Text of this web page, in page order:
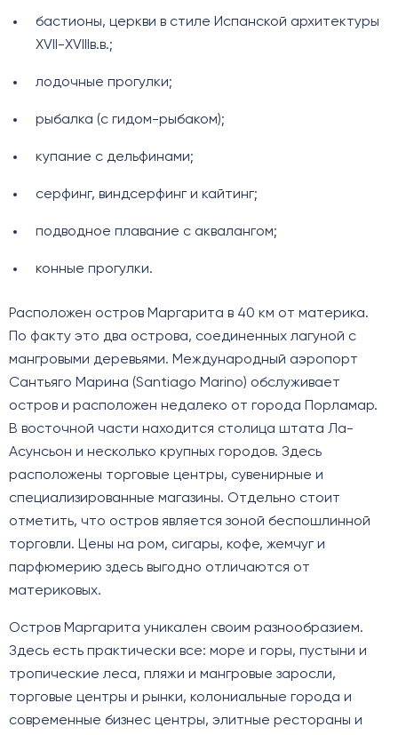
бастионы, церкви в стиле Испанской архитектуры
XVII-XVIIIв.в.;
лодочные прогулки;
рыбалка (с гидом-рыбаком);
купание с дельфинами;
серфинг, виндсерфинг и кайтинг;
подводное плавание с аквалангом;
конные прогулки.
Расположен остров Маргарита в 40 км от материка.
По факту это два острова, соединенных лагуной с
мангровыми деревьями. Международный аэропорт
Сантьяго Марина (Santiago Marino) обслуживает
остров и расположен недалеко от города Порламар.
В восточной части находится столица штата Ла-
Асунсьон и несколько крупных городов. Здесь
расположены торговые центры, сувенирные и
специализированные магазины. Отдельно стоит
отметить, что остров является зоной беспошлинной
торговли. Цены на ром, сигары, кофе, жемчуг и
парфюмерию здесь выгодно отличаются от
материковых.
Остров Маргарита уникален своим разнообразием.
Здесь есть практически все: море и горы, пустыни и
тропические леса, пляжи и мангровые заросли,
торговые центры и рынки, колониальные города и
современные бизнес центры, элитные рестораны и